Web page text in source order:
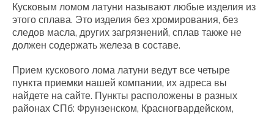
Кусковым ломом латуни называют любые изделия из
этого сплава. Это изделия без хромирования, без
следов масла, других загрязнений, сплав также не
должен содержать железа в составе.
Прием кускового лома латуни ведут все четыре
пункта приемки нашей компании, их адреса вы
найдете на сайте. Пункты расположены в разных
районах СПб: Фрунзенском, Красногвардейском,